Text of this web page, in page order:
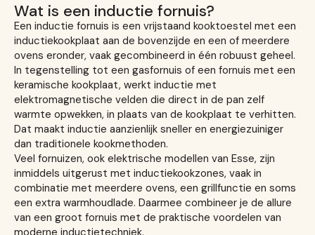
Wat is een inductie fornuis?
Een inductie fornuis is een vrijstaand kooktoestel met een
inductiekookplaat aan de bovenzijde en een of meerdere
ovens eronder, vaak gecombineerd in één robuust geheel.
In tegenstelling tot een gasfornuis of een fornuis met een
keramische kookplaat, werkt inductie met
elektromagnetische velden die direct in de pan zelf
warmte opwekken, in plaats van de kookplaat te verhitten.
Dat maakt inductie aanzienlijk sneller en energiezuiniger
dan traditionele kookmethoden.
Veel fornuizen, ook elektrische modellen van Esse, zijn
inmiddels uitgerust met inductiekookzones, vaak in
combinatie met meerdere ovens, een grillfunctie en soms
een extra warmhoudlade. Daarmee combineer je de allure
van een groot fornuis met de praktische voordelen van